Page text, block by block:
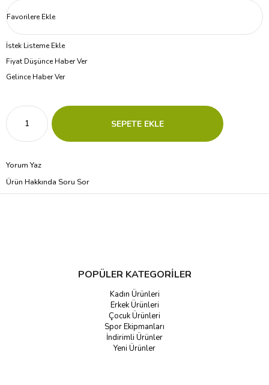
Favorilere Ekle
İstek Listeme Ekle
Fiyat Düşünce Haber Ver
Gelince Haber Ver
Yorum Yaz
Ürün Hakkında Soru Sor
POPÜLER KATEGORİLER
Kadın Ürünleri
Erkek Ürünleri
Çocuk Ürünleri
Spor Ekipmanları
İndirimli Ürünler
Yeni Ürünler